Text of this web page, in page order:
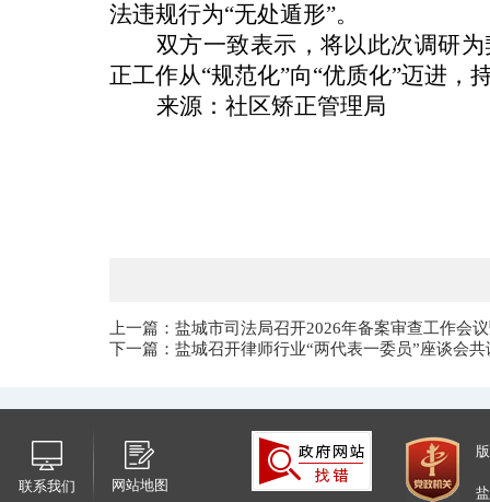
法违规行为“无处遁形”。
双方一致表示，将以此次调研
正工作从“规范化”向“优质化”迈进
来源：社区矫正管理局
上一篇：盐城市司法局召开2026年备案审查工作会
下一篇：盐城召开律师行业“两代表一委员”座谈会
联系我们 网站地图